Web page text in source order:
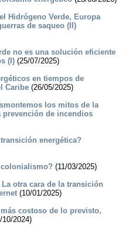
Hidrógeno Verde, Europa
de saqueo (II)
no es una solución eficiente
(I) (25/07/2025)
en tiempos de
Caribe (26/05/2025)
los mitos de la
de incendios
energética?
(11/03/2025)
otra cara de la transición
(10/01/2025)
costoso de lo previsto,
10/2024)